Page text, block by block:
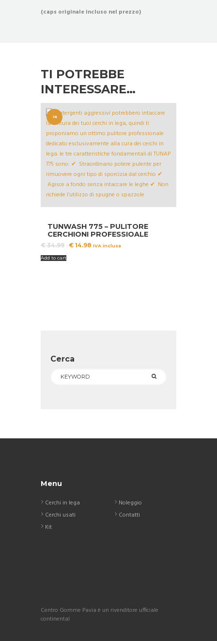
(caps originale incluso nel prezzo)
TI POTREBBE
INTERESSARE…
IN
OFFERT
A!
TUNWASH 775 – PULITORE
CERCHIONI PROFESSIOALE
€34.99 Il
€ 14.98 IlIVA inclusa
Add to cart
Cerca
Menu
Cerchi in lega
Cerchi usati
Kit
Noleggio
Contatti
Centro Gomme Pavia è un rivenditore ufficiale
continental